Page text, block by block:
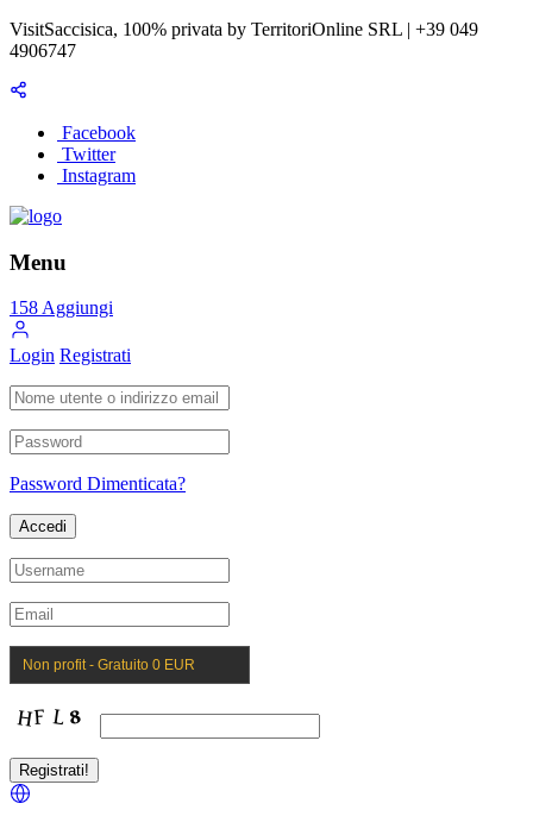
VisitSaccisica, 100% privata by TerritoriOnline SRL | +39 049
4906747
Facebook
Twitter
Instagram
Menu
158Aggiungi
Login Registrati
Password Dimenticata?
Non profit - Gratuito 0 EUR